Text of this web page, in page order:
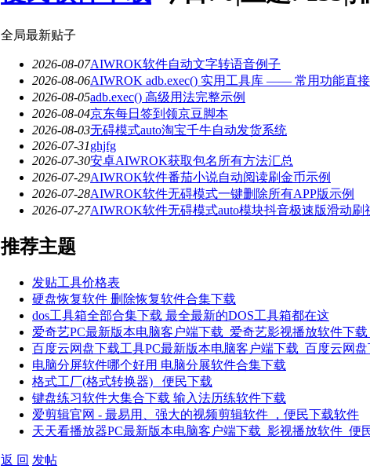
全局最新贴子
2026-08-07AIWROK软件自动文字转语音例子
2026-08-06AIWROK adb.exec() 实用工具库 —— 常用功能直
2026-08-05adb.exec() 高级用法完整示例
2026-08-04京东每日签到领京豆脚本
2026-08-03无碍模式auto淘宝千牛自动发货系统
2026-07-31ghjfg
2026-07-30安卓AIWROK获取包名所有方法汇总
2026-07-29AIWROK软件番茄小说自动阅读刷金币示例
2026-07-28AIWROK软件无碍模式一键删除所有APP版示例
2026-07-27AIWROK软件无碍模式auto模块抖音极速版滑动刷
推荐主题
发贴工具价格表
硬盘恢复软件 删除恢复软件合集下载
dos工具箱全部合集下载 最全最新的DOS工具箱都在这
爱奇艺PC最新版本电脑客户端下载_爱奇艺影视播放软件下
百度云网盘下载工具PC最新版本电脑客户端下载_百度云网
电脑分屏软件哪个好用 电脑分展软件合集下载
格式工厂(格式转换器) _便民下载
键盘练习软件大集合下载 输入法历练软件下载
爱剪辑官网 - 最易用、强大的视频剪辑软件 ，便民下载软件
天天看播放器PC最新版本电脑客户端下载_影视播放软件_便
返 回 发帖